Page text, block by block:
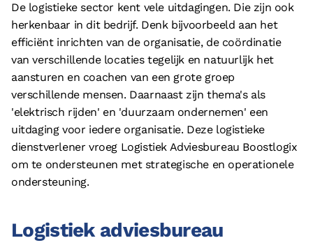
© 2026 - Boostlogix | Logistiek Adviesbureau
Privacy
Disclaimer
Algemene voorwaarden
Cookieverklaring
De logistieke sector kent vele uitdagingen. Die zijn ook
herkenbaar in dit bedrijf. Denk bijvoorbeeld aan het
efficiënt inrichten van de organisatie, de coördinatie
van verschillende locaties tegelijk en natuurlijk het
aansturen en coachen van een grote groep
verschillende mensen. Daarnaast zijn thema's als
'elektrisch rijden' en 'duurzaam ondernemen' een
uitdaging voor iedere organisatie. Deze logistieke
dienstverlener vroeg Logistiek Adviesbureau Boostlogix
om te ondersteunen met strategische en operationele
ondersteuning.
Logistiek adviesbureau